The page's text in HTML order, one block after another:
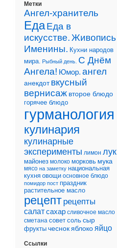
Метки
Ангел-хранитель
ЕдаЕда в
искусстве. Живопись
Именины. Кухни народов
мира. Рыбный день. С Днём
Ангела! Юмор. ангел
анекдот вкусный
вернисаж второе блюдо
горячее блюдо
гурманология
кулинария
кулинарные
эксперименты лимон лук
майонез молоко морковь мука
мясо на заметку национальная
кухня овощи основное блюдо
помидор пост праздник
растительное масло
рецепт рецепты
салатсахар сливочное масло
сметана совет соль сыр
фрукты чеснок яблоко яйцо
Ссылки